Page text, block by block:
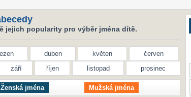
jejich popularity pro výběr jména dítě.
duben květen
červen
září říjen listopad prosinec
Ženská jména Mužská jména